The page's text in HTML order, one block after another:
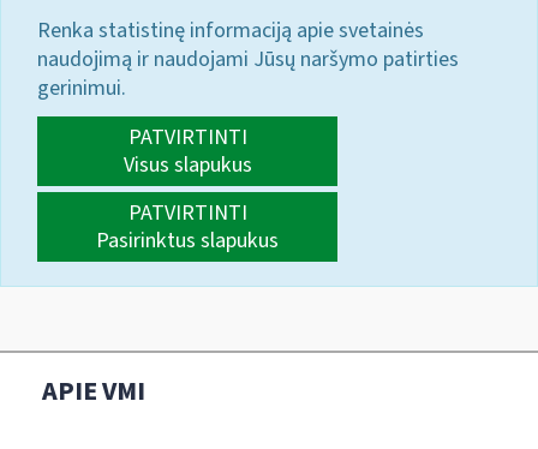
Renka statistinę informaciją apie svetainės
naudojimą ir naudojami Jūsų naršymo patirties
gerinimui.
PATVIRTINTI
Visus slapukus
PATVIRTINTI
Pasirinktus slapukus
APIE VMI